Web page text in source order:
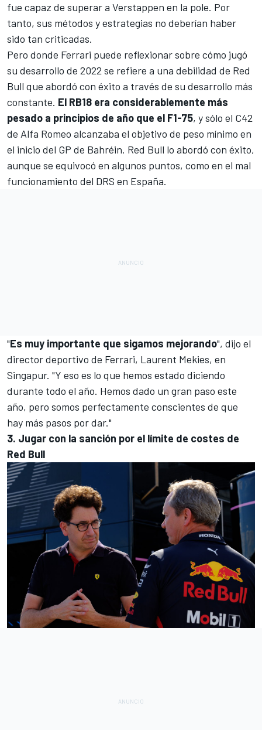
fue capaz de superar a Verstappen en la pole. Por
tanto, sus métodos y estrategias no deberían haber
sido tan criticadas.
Pero donde Ferrari puede reflexionar sobre cómo jugó
su desarrollo de 2022 se refiere a una debilidad de Red
Bull que abordó con éxito a través de su desarrollo más
constante. El RB18 era considerablemente más
pesado a principios de año que el F1-75, y sólo el C42
de Alfa Romeo alcanzaba el objetivo de peso mínimo en
el inicio del GP de Bahréin. Red Bull lo abordó con éxito,
aunque se equivocó en algunos puntos, como en el mal
funcionamiento del DRS en España.
"Es muy importante que sigamos mejorando", dijo el
director deportivo de Ferrari, Laurent Mekies, en
Singapur. "Y eso es lo que hemos estado diciendo
durante todo el año. Hemos dado un gran paso este
año, pero somos perfectamente conscientes de que
hay más pasos por dar."
3. Jugar con la sanción por el límite de costes de
Red Bull